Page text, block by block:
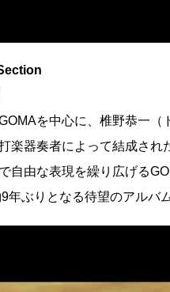
を中心に、椎野恭一
楽器奏者によって結成され
自由な表現を繰り広げる
年ぶりとなる待望のアルバ